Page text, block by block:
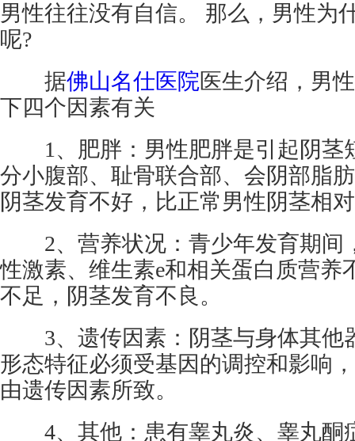
男性往往没有自信。 那么，男性为
呢?
据佛山名仕医院医生介绍，男
下四个因素有关
1、肥胖：男性肥胖是引起阴茎
分小腹部、耻骨联合部、会阴部脂
阴茎发育不好，比正常男性阴茎相
2、营养状况：青少年发育期间
性激素、维生素e和相关蛋白质营养
不足，阴茎发育不良。
3、遗传因素：阴茎与身体其他
形态特征必须受基因的调控和影响
由遗传因素所致。
4、其他：患有睾丸炎、睾丸酮